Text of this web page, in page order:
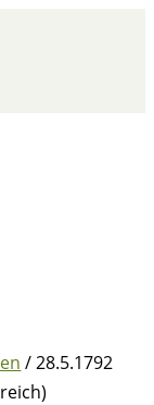
/ 28.5.1792